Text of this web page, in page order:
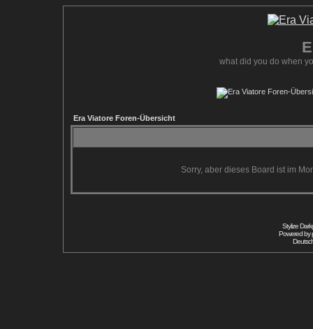
what did you do when
Era Viatore Foren-Übersicht
Sorry, aber dieses Board ist im
Stylize
Powered by